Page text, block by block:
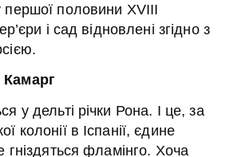
першої половини XVIII
і сад відновлені згідно з
у дельті річки Рона. І це, за
колонії в Іспанії, єдине
гніздяться фламінго. Хоча